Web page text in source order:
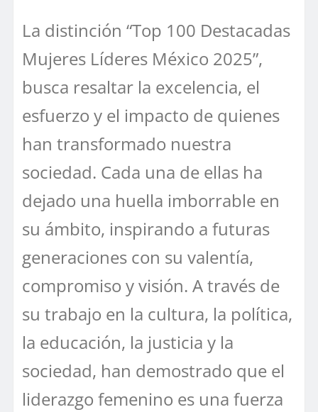
La distinción “Top 100 Destacadas
Mujeres Líderes México 2025”,
busca resaltar la excelencia, el
esfuerzo y el impacto de quienes
han transformado nuestra
sociedad. Cada una de ellas ha
dejado una huella imborrable en
su ámbito, inspirando a futuras
generaciones con su valentía,
compromiso y visión. A través de
su trabajo en la cultura, la política,
la educación, la justicia y la
sociedad, han demostrado que el
liderazgo femenino es una fuerza